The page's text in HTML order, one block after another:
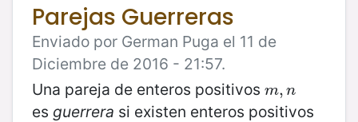
Parejas Guerreras
Enviado por German Puga el 11 de
Diciembre de 2016 - 21:57.
Una pareja de enteros positivos m, n
m,n
es guerrera si existen enteros positivos